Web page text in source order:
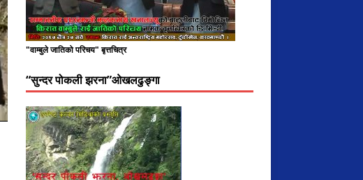
"वाम्बुले जातिको परिचय" बृत्तचित्र
“सुन्दर पोकली झरना”ओखलढुङ्गा